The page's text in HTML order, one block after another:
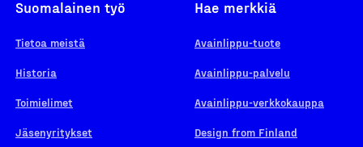
Suomalainen työ
Tietoa meistä
Historia
Toimielimet
Jäsenyritykset
Hae merkkiä
Avainlippu-tuote
Avainlippu-palvelu
Avainlippu-verkkokauppa
Design from Finland